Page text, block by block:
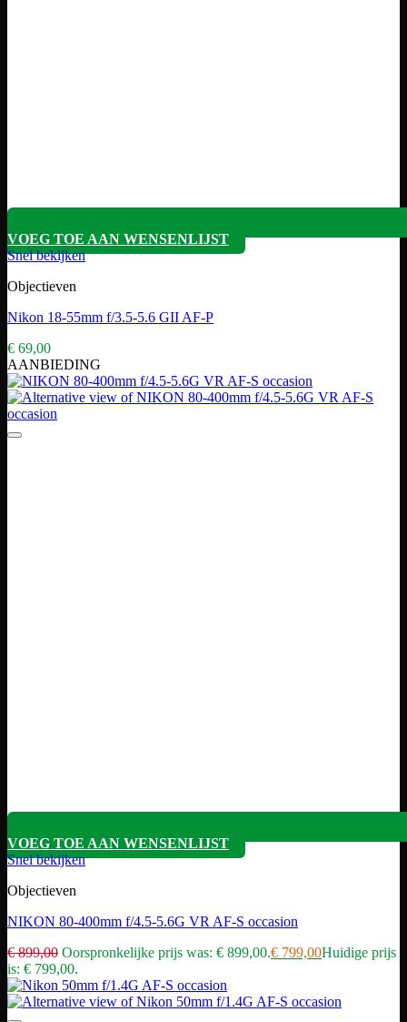
VOEG TOE AAN WENSENLIJST
Snel bekijken
Objectieven
Nikon 18-55mm f/3.5-5.6 GII AF-P
€ 69,00
AANBIEDING
VOEG TOE AAN WENSENLIJST
Snel bekijken
Objectieven
NIKON 80-400mm f/4.5-5.6G VR AF-S occasion
€899,00 Oorspronkelijke prijs was: € 899,00.€ 799,00Huidige prijs
is: € 799,00.